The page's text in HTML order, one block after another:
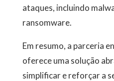
ataques, incluindo
ransomware.
Em resumo, a parceria
oferece uma solução
simplificar e reforçar a